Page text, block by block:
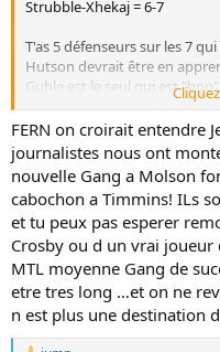
Strubble-Xhekaj = 6-7
T'as 5 défenseurs sur les 7
Hutson devrait être en
Guhle est le seul qui est
Reinbacher a un genou
sûrement s'attendre à ce
lui aussi...
Primeau = AHL
Montembeault = #2-3, 20
J'peux bien parler des
même bien pour des gars
trio.
Slafkovsky, un gars qui
Olympiques, ça lui a valu
FERN on croirait entendre
journalistes nous ont
nouvelle Gang a Molson
cabochon a Timmins! ILs
et tu peux pas esperer
Crosby ou d un vrai joueur
MTL moyenne Gang de
etre tres long …et on ne
n est plus une destination